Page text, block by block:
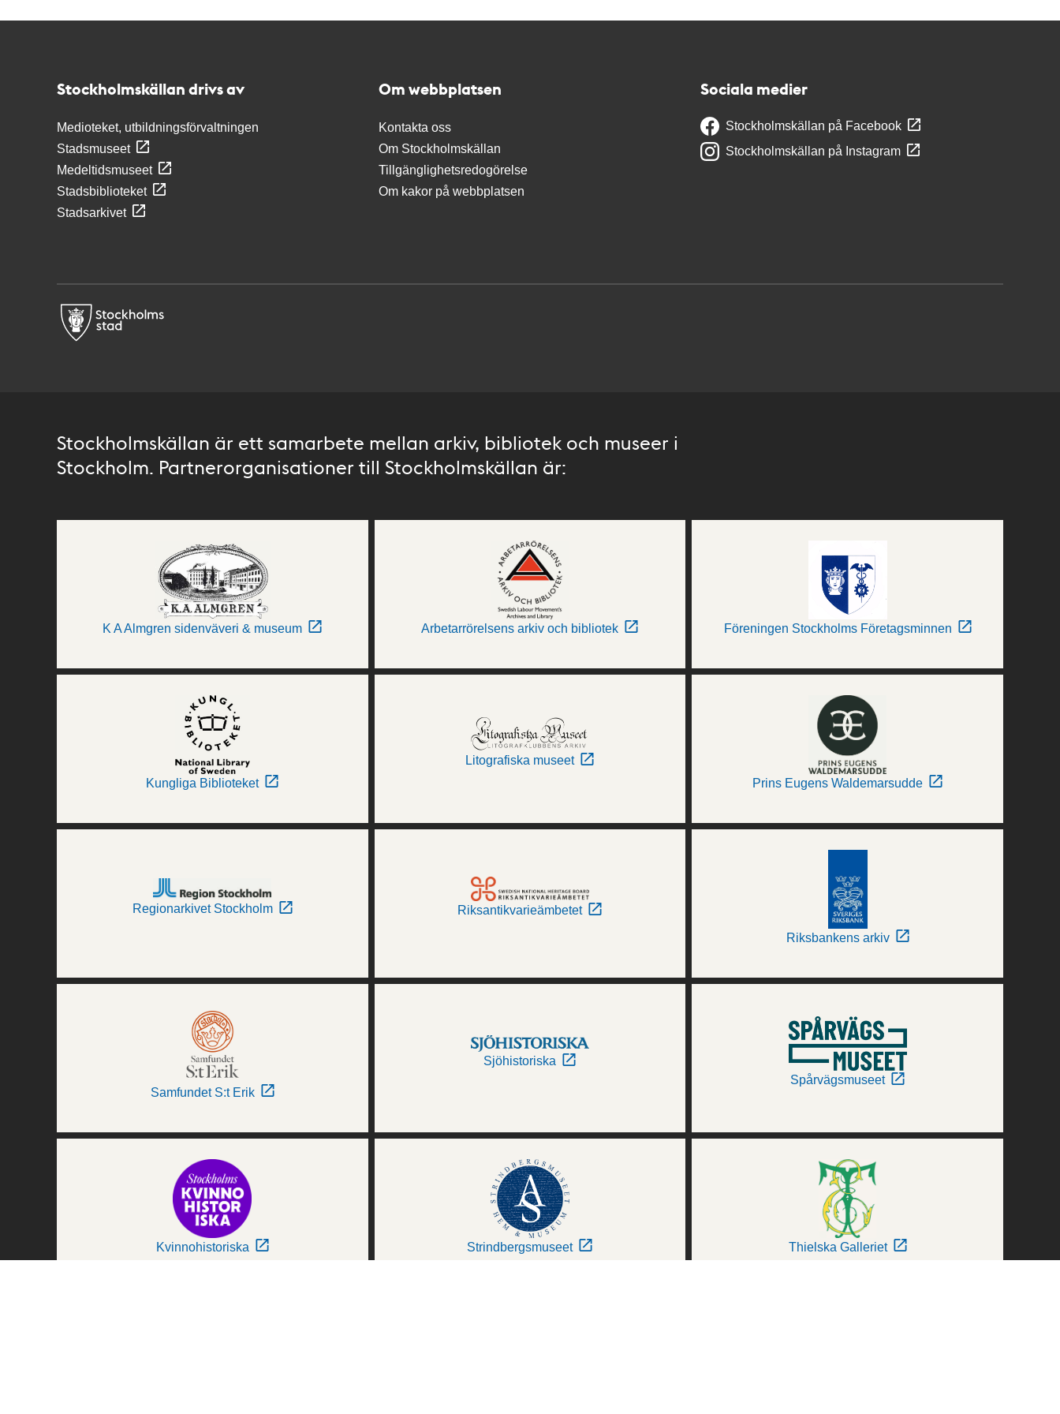
Stockholmskällan drivs av
Medioteket, utbildningsförvaltningen
Stadsmuseet
Medeltidsmuseet
Stadsbiblioteket
Stadsarkivet
Om webbplatsen
Kontakta oss
Om Stockholmskällan
Tillgänglighetsredogörelse
Om kakor på webbplatsen
Sociala medier
Stockholmskällan på Facebook
Stockholmskällan på Instagram
Stockholmskällan är ett samarbete mellan arkiv, bibliotek och museer i
Stockholm. Partnerorganisationer till Stockholmskällan är:
K A Almgren sidenväveri & museum Arbetarrörelsens arkiv och bibliotek Föreningen Stockholms Företagsminnen
Kungliga Biblioteket
Litografiska museet
Prins Eugens Waldemarsudde
Regionarkivet Stockholm Riksantikvarieämbetet
Riksbankens arkiv
Samfundet S:t Erik
Sjöhistoriska
Spårvägsmuseet
Kvinnohistoriska Strindbergsmuseet Thielska Galleriet